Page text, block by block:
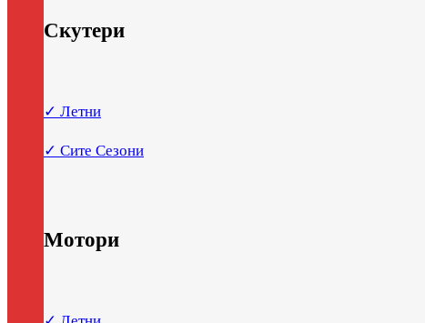
Скутери
✓ Летни
✓ Сите Сезони
Мотори